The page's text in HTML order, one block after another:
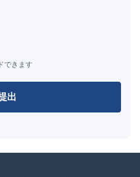
できます
出